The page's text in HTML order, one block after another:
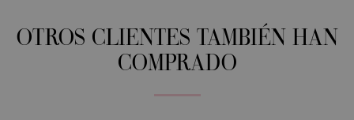
OTROS CLIENTES TAMBIÉN HAN
COMPRADO